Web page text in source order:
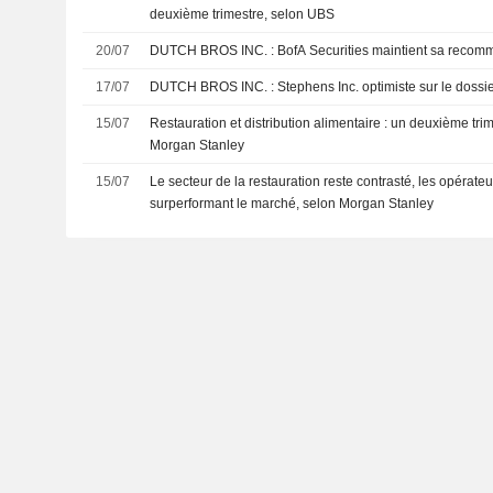
deuxième trimestre, selon UBS
20/07 DUTCH BROS INC. : BofA Securities maintient
17/07 DUTCH BROS INC. : Stephens Inc. optimiste sur le
15/07
Restauration et distribution alimentaire : un deuxième
Morgan Stanley
15/07
Le secteur de la restauration reste contrasté, les
surperformant le marché, selon Morgan Stanley